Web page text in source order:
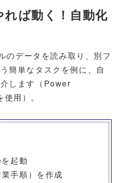
ば動く！自動化
のデータを読み取り、別フ
簡単なタスクを例に、自
します（Power
用）。
起動
手順）を作成